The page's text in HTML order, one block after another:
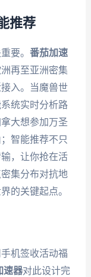
推荐
要。 番茄加速
再至亚洲密集
入。当魔兽世
统实时分析路
大想参加万圣
智能推荐不只
，让你抢在活
集分布对抗地
的关键起点。
机签收活动福
速器对此设计完